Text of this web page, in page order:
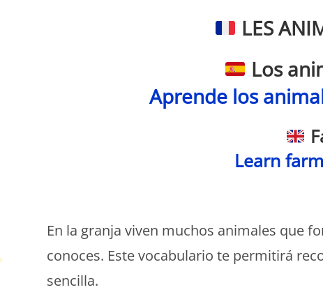
LES
Los
Aprende los
Learn
En la granja viven muchos animales que
conoces. Este vocabulario te permitirá
sencilla.